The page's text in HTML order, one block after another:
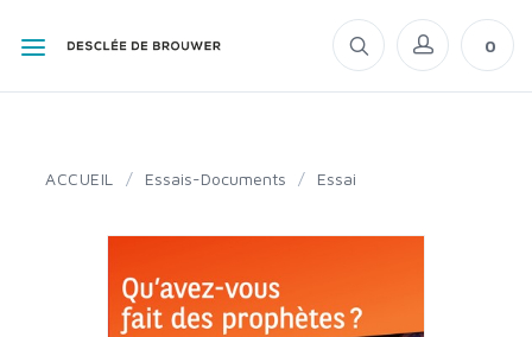
0
ACCUEIL / Essais-Documents / Essai